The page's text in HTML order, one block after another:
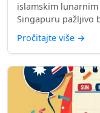
islamskim
Singapuru pažljivo
Pročitajte više →